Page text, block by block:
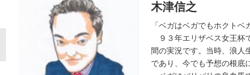
木津信之
「ベガはベガでもホクトベ
９３年エリザベス女王杯
間の実況です。当時、浪人
であり、今でも予想の根底